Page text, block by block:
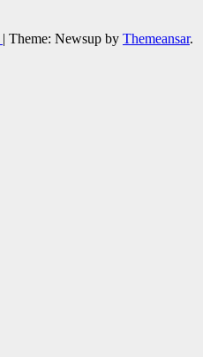
| Theme: Newsup by Themeansar.